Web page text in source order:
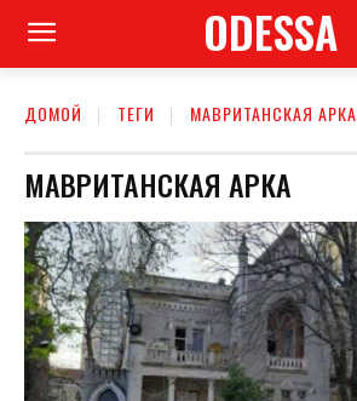
ODESSA
ДОМОЙ ТЕГИ МАВРИТАНСКАЯ АРКА
МАВРИТАНСКАЯ АРКА